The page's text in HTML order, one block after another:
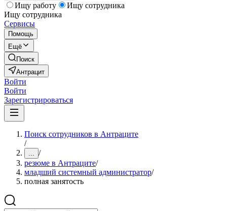
Ищу работу
Ищу сотрудника
Ищу сотрудника
Сервисы
Помощь
Ещё
Поиск
Антрацит
Войти
Войти
Зарегистрироваться
Поиск сотрудников в Антраците
/
... /
резюме в Антраците/
младший системный администратор/
полная занятость